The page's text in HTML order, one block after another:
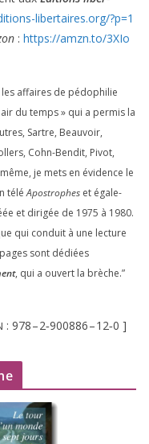
liber​taires​.org/​?​p​=​1
: https://​amzn​.to/​3​X​I​o​
les affaires de pédo­phi­lie
du temps » qui a per­mis la
Sartre, Beauvoir,
Cohn-Bendit, Pivot,
je mets en évi­dence le
téléApostrophes et éga­le­
et diri­gée de 1975 à 1980.
qui conduit à une lec­ture
sont dédiées
, qui a ouvert la brèche.”
: 978–2‑900886–12‑0 ]